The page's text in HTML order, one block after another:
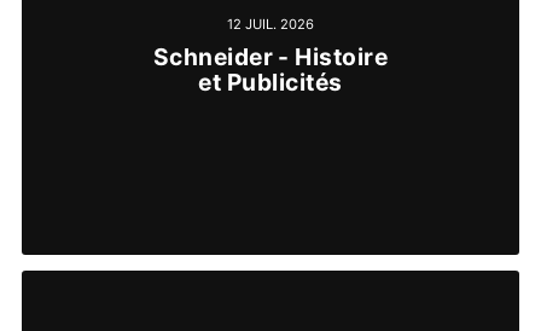
12 JUIL. 2026
Schneider - Histoire
et Publicités